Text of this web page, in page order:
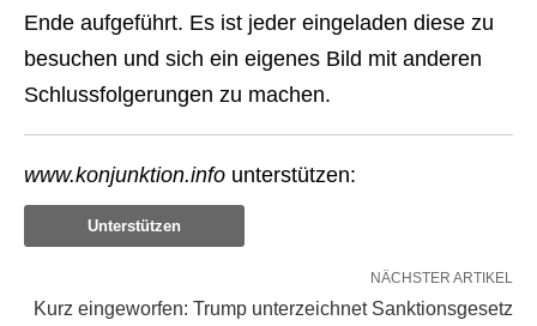
Ende aufgeführt. Es ist jeder eingeladen diese zu
besuchen und sich ein eigenes Bild mit anderen
Schlussfolgerungen zu machen.
www.konjunktion.info unterstützen:
Unterstützen
NÄCHSTER ARTIKEL
Kurz eingeworfen: Trump unterzeichnet Sanktionsgesetz